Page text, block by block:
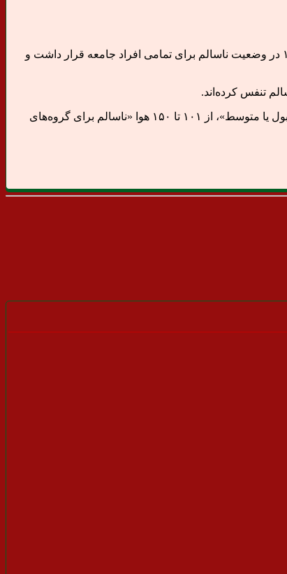
به گزارش میدان خبری، بر اساس اطلاعات شرکت کنترل کیفیت هوای تهران، طی ۲۴ ساعت گذشته شاخص آلایندگی مناطق ۲۲ گانه با عدد ۱۶۰ در وضعیت ناسالم برای تمامی افراد جامعه قرار داشت و
شاخص کیفیت هوا (AQI) به پنج دسته اصلی تقسیم‌بندی می‌شود. بر اساس این تقسیم‌بندی از عدد صفر تا ۵۰ هوا «پاک»، از ۵۱ تا ۱۰۰ هوا «قابل‌قبول یا متوسط»، از ۱۰۱ تا ۱۵۰ هوا «ناسالم برای گروه‌های